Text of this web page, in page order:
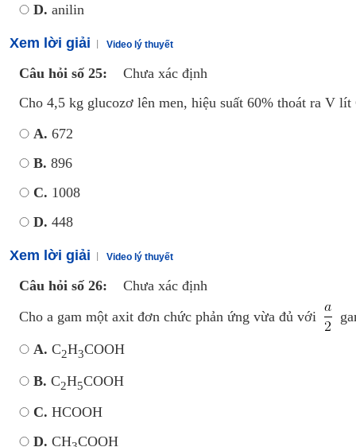
D. anilin
Xem lời giải Video lý thuyết
Câu hỏi số 25:
Chưa xác định
Cho 4,5 kg glucozơ lên men, hiệu suất 60% thoát ra V lít
A. 672
B. 896
C. 1008
D. 448
Xem lời giải Video lý thuyết
Câu hỏi số 26:
Chưa xác định
Cho a gam một axit đơn chức phản ứng vừa đủ với
A. C2H3COOH
B. C2H5COOH
C. HCOOH
D. CH COOH